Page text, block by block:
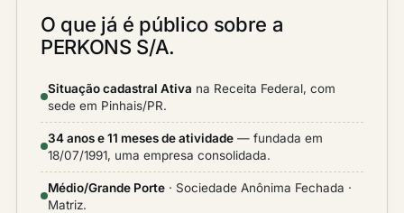
O que já é público sobre a
PERKONS S/A.
Situação cadastral Ativa na Receita Federal, com
sede em Pinhais/PR.
34 anos e 11 meses de atividade — fundada em
18/07/1991, uma empresa consolidada.
Médio/Grande Porte · Sociedade Anônima Fechada ·
Matriz.